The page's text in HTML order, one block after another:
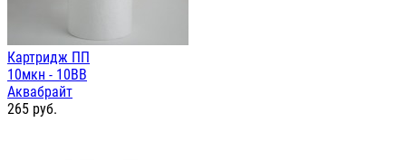
Картридж ПП
10мкн - 10ВВ
Аквабрайт
265 руб.